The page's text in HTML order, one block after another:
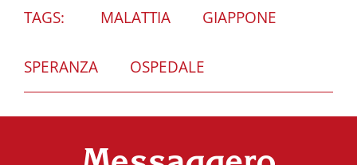
TAGS: MALATTIA GIAPPONE
SPERANZA OSPEDALE